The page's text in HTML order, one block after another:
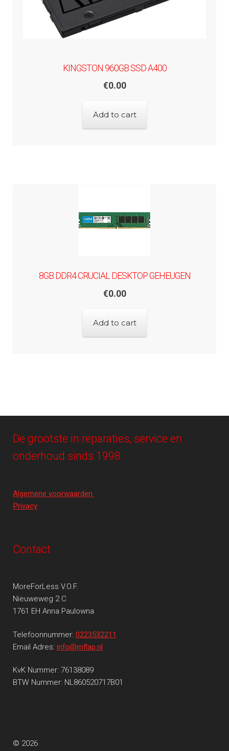
KINGSTON 960GB SSD A400
€0.00
Add to cart
8GB DDR4 CRUCIAL DESKTOP GEHEUGEN
€0.00
Add to cart
De grootste in reparaties, service en
onderhoud sinds 1998
Algemene voorwaarden
Privacy
Contact
MoreForLess V.O.F.
Nieuweweg 2 C
1761 EH Anna Paulowna
Telefoonnummer: 0223532211
Email Adres: info@mflap.nl
KvK Nummer: 76138089
BTW Nummer: NL860520717B01
© 2026